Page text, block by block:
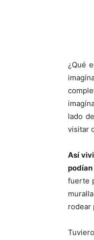
¿Qué
lado
visitar
Así
fuerte
rodear